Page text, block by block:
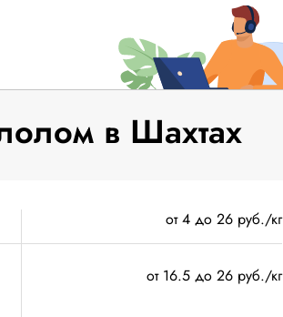
в Шахтах
от 4 до 26 руб./кг
от 16.5 до 26 руб./кг